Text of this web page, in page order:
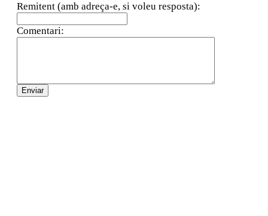
Remitent (amb adreça-e, si voleu resposta):
Comentari: